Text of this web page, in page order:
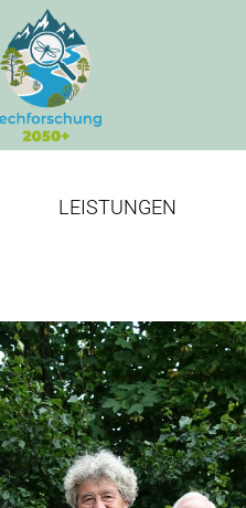
LEISTUNGEN